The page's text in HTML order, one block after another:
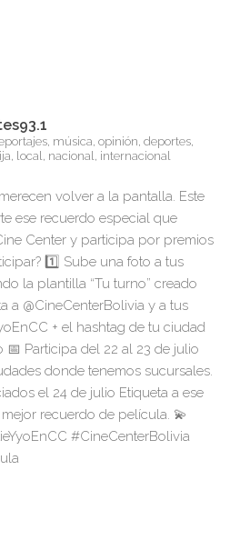
música, opinión, deportes,
local, nacional, internacional